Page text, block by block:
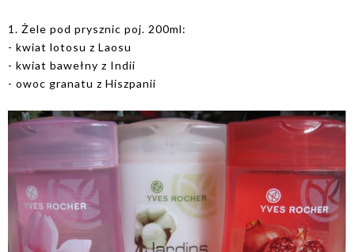
1. Żele pod prysznic poj. 200ml:
- kwiat lotosu z Laosu
- kwiat bawełny z Indii
- owoc granatu z Hiszpanii